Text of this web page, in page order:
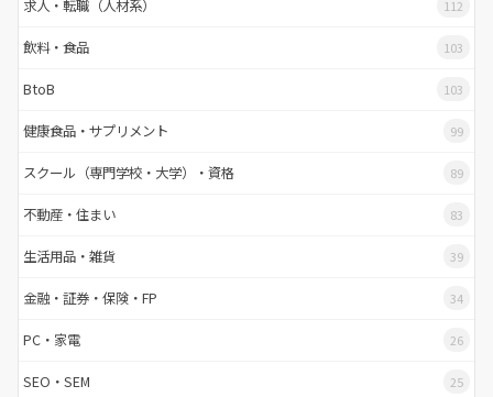
求人・転職（人材系） 112
飲料・食品 103
BtoB 103
健康食品・サプリメント 99
スクール（専門学校・大学）・資格 89
不動産・住まい 83
生活用品・雑貨 39
金融・証券・保険・FP 34
PC・家電 26
SEO・SEM 25